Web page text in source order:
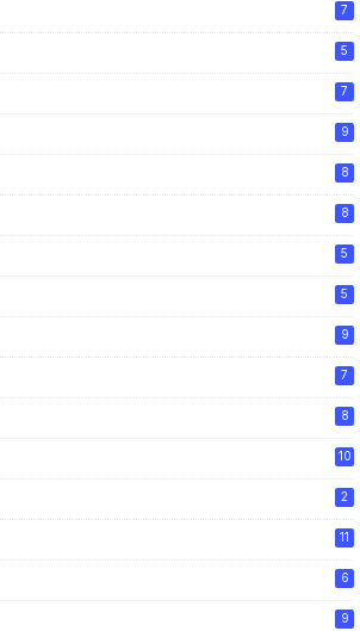
7
5
7
9
8
8
5
5
9
7
8
10
2
11
6
9